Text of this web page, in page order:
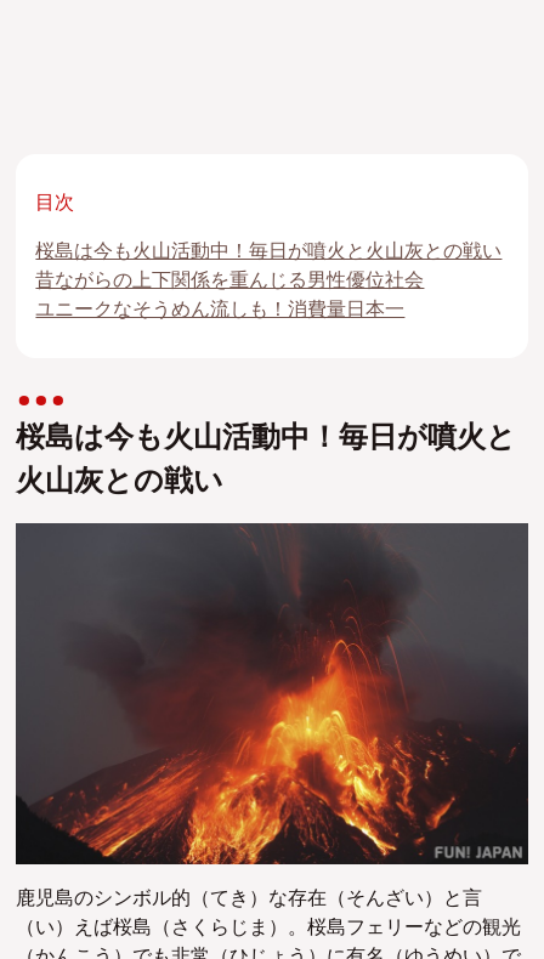
目次
桜島は今も火山活動中！毎日が噴火と火山灰との戦い
昔ながらの上下関係を重んじる男性優位社会
ユニークなそうめん流しも！消費量日本一
桜島は今も火山活動中！毎日が噴火と
火山灰との戦い
鹿児島のシンボル的（てき）な存在（そんざい）と言
（い）えば桜島（さくらじま）。桜島フェリーなどの観光